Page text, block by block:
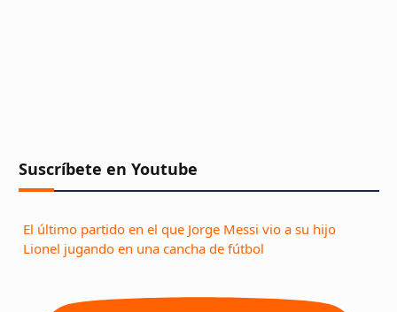
Suscríbete en Youtube
El último partido en el que Jorge Messi vio a su hijo
Lionel jugando en una cancha de fútbol